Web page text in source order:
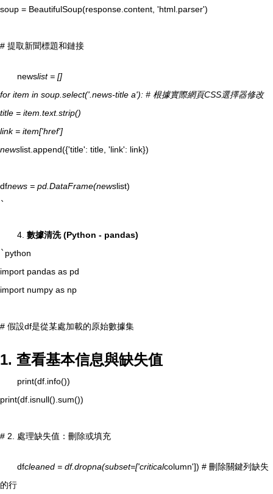
soup = BeautifulSoup(response.content, 'html.parser')
# 提取新聞標題和鏈接
newslist = []
for item in soup.select('.news-title a'): # 根據實際網頁CSS選擇器修改
title = item.text.strip()
link = item['href']
newslist.append({'title': title, 'link': link})
dfnews = pd.DataFrame(newslist)
`
4. 數據清洗 (Python - pandas)
` python
import pandas as pd
import numpy as np
# 假設df是從某處加載的原始數據集
1. 查看基本信息與缺失值
print(df.info())
print(df.isnull().sum())
# 2. 處理缺失值：刪除或填充
dfcleaned = df.dropna(subset=['criticalcolumn']) # 刪除關鍵列缺失
的行